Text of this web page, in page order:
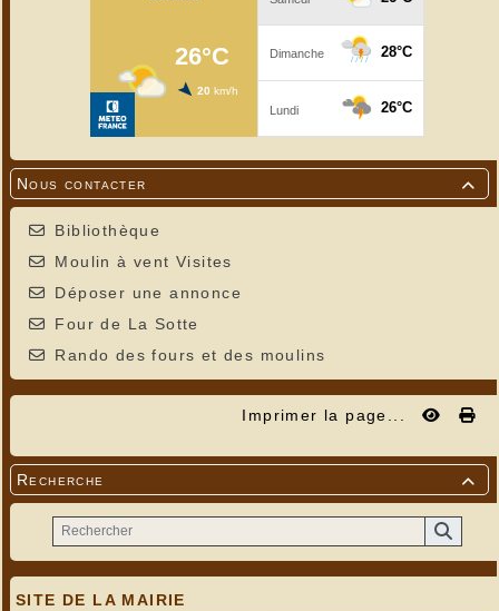

Nous contacter
Bibliothèque
Moulin à vent Visites
Déposer une annonce
Four de La Sotte
Rando des fours et des moulins
Imprimer la page...

Recherche
SITE DE LA MAIRIE